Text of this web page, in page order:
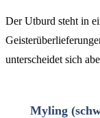
Der Utburd steht in
unterscheidet sich
Myling